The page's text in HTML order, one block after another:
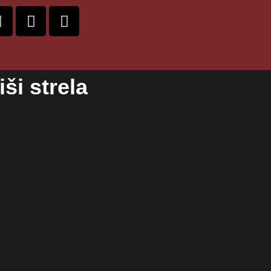
strela